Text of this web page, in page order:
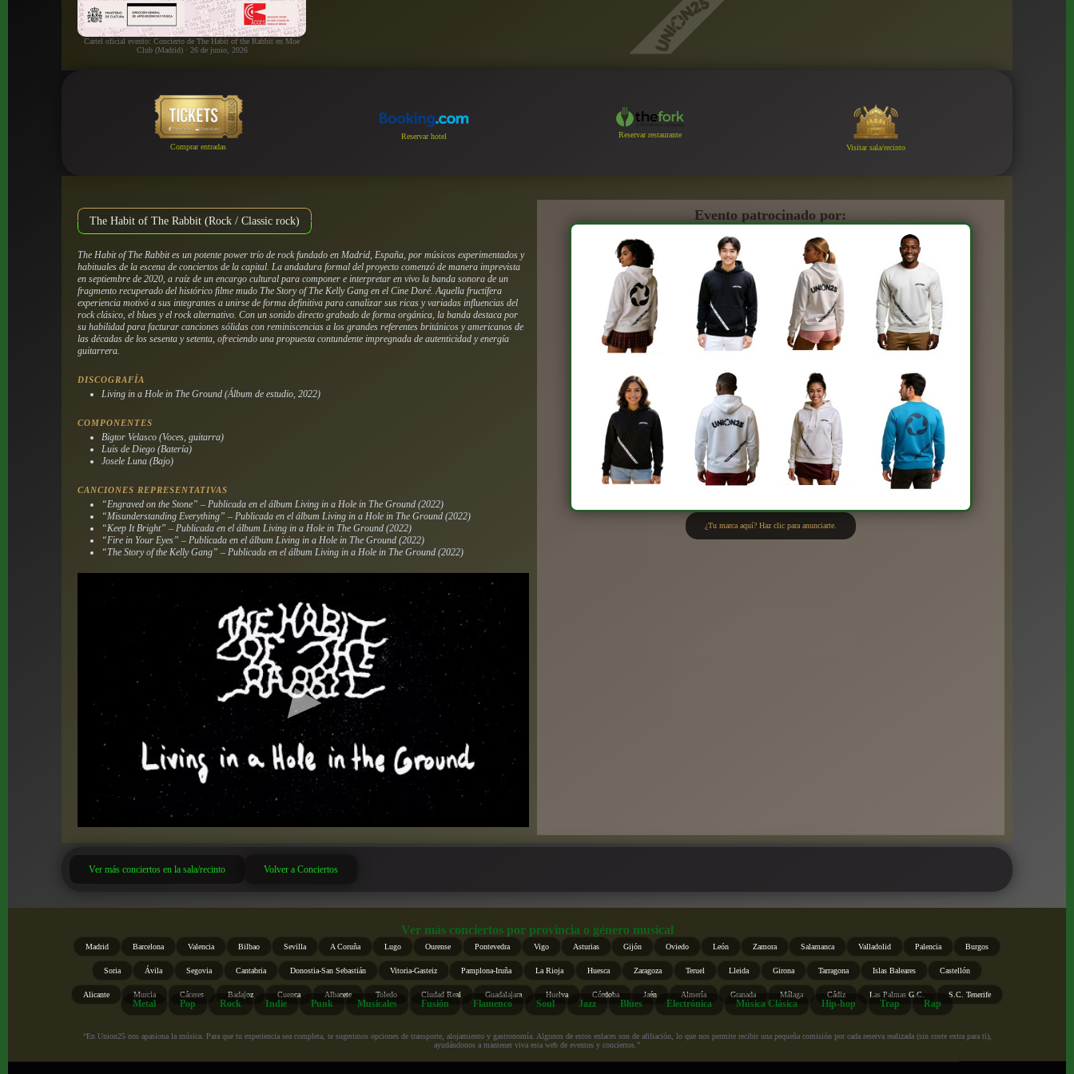
Cartel oficial evento: Concierto de The Habit of the Rabbit en Moe
Club (Madrid) · 26 de junio, 2026
Comprar entradas
Reservar hotel
Reservar restaurante
Visitar sala/recinto
The Habit of The Rabbit (Rock / Classic rock)
The Habit of The Rabbit es un potente power trío de rock fundado en Madrid, España, por músicos experimentados y
habituales de la escena de conciertos de la capital. La andadura formal del proyecto comenzó de manera imprevista
en septiembre de 2020, a raíz de un encargo cultural para componer e interpretar en vivo la banda sonora de un
fragmento recuperado del histórico filme mudoThe Story of The Kelly Gang en el Cine Doré. Aquella fructífera
experiencia motivó a sus integrantes a unirse de forma definitiva para canalizar sus ricas y variadas influencias del
rock clásico, el blues y el rock alternativo. Con un sonido directo grabado de forma orgánica, la banda destaca por
su habilidad para facturar canciones sólidas con reminiscencias a los grandes referentes británicos y americanos de
las décadas de los sesenta y setenta, ofreciendo una propuesta contundente impregnada de autenticidad y energía
guitarrera.
DISCOGRAFÍA
Living in a Hole in The Ground (Álbum de estudio, 2022)
COMPONENTES
Bigtor Velasco (Voces, guitarra)
Luis de Diego (Batería)
Josele Luna (Bajo)
CANCIONES REPRESENTATIVAS
“Engraved on the Stone” – Publicada en el álbumLiving in a Hole in The Ground (2022)
“Misunderstanding Everything” – Publicada en el álbumLiving in a Hole in The Ground (2022)
“Keep It Bright” – Publicada en el álbumLiving in a Hole in The Ground (2022)
“Fire in Your Eyes” – Publicada en el álbumLiving in a Hole in The Ground (2022)
“The Story of the Kelly Gang” – Publicada en el álbumLiving in a Hole in The Ground (2022)
Evento patrocinado por:
¿Tu marca aquí? Haz clic para anunciarte.
Ver más conciertos en la sala/recinto Volver a Conciertos
Ver más conciertos por provincia o género musical
Madrid Barcelona Valencia Bilbao Sevilla A Coruña Lugo Ourense Pontevedra Vigo Asturias Gijón Oviedo León Zamora Salamanca Valladolid Palencia Burgos
Soria Ávila Segovia Cantabria Donostia-San Sebastián Vitoria-Gasteiz Pamplona-Iruña La Rioja Huesca Zaragoza Teruel Lleida Girona Tarragona Islas Baleares Castellón
Alicante Murcia Cáceres Badajoz Cuenca Albacete Toledo Ciudad Real Guadalajara Huelva Córdoba Jaén Almería Granada Málaga Cádiz Las Palmas G.C. S.C. Tenerife
Metal Pop Rock Indie Punk Musicales Fusión Flamenco Soul Jazz Blues Electrónica Música Clásica Hip-hop Trap Rap
“En Union25 nos apasiona la música. Para que tu experiencia sea completa, te sugerimos opciones de transporte, alojamiento y gastronomía. Algunos de estos enlaces son de afiliación, lo que nos permite recibir una pequeña comisión por cada reserva realizada (sin coste extra para ti),
ayudándonos a mantener viva esta web de eventos y conciertos.”